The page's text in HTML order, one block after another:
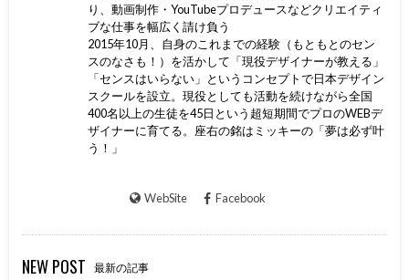
り、動画制作・YouTubeプロデュースなどクリエイティ
ブな仕事を幅広く請け負う
2015年10月、自身のこれまでの経験（もともとのセン
スのなさも！）を活かして「現役デザイナーが教える」
「センスはいらない」というコンセプトで日本デザイン
スクールを設立。現役としても活動を続けながら全国
400名以上の生徒を45日という超短期間でプロのWEBデ
ザイナーに育てる。座右の銘はミッキーの「夢は必ず叶
う！」
WebSite Facebook
NEW POST 最新の記事